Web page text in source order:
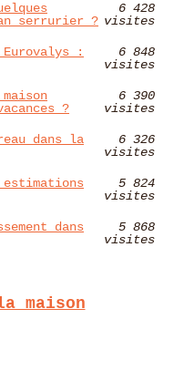
serrurier ?
6 428
visites
Eurovalys :
6 848
visites
?
6 390
visites
dans la
6 326
visites
5 824
visites
dans
5 868
visites
maison